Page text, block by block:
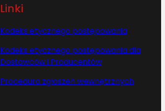
Linki
Kodeks etycznego postępowania
Kodeks etycznego postępowania dla
Dostawców i Producentów
Procedura zgłoszeń wewnętrznych